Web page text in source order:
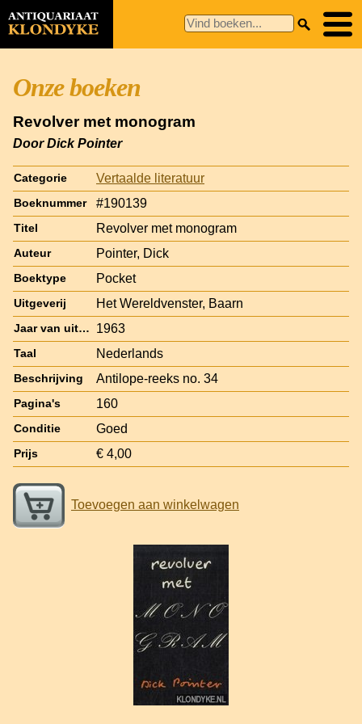
Onze boeken
Revolver met monogram
Door Dick Pointer
Categorie Vertaalde literatuur
Boeknummer #190139
Titel Revolver met monogram
Auteur Pointer, Dick
Boektype Pocket
Uitgeverij Het Wereldvenster, Baarn
Jaar van uitgave 1963
Taal Nederlands
Beschrijving Antilope-reeks no. 34
Pagina's 160
Conditie Goed
Prijs € 4,00
Toevoegen aan winkelwagen